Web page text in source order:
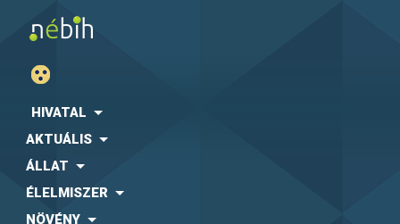
HIVATAL
AKTUÁLIS
ÁLLAT
ÉLELMISZER
NÖVÉNY